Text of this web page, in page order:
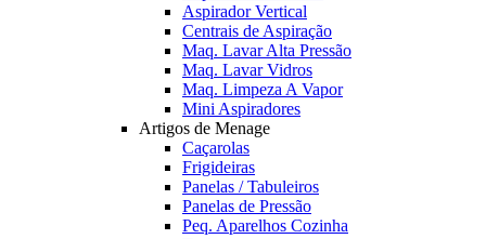
Aspirador Vertical
Centrais de Aspiração
Maq. Lavar Alta Pressão
Maq. Lavar Vidros
Maq. Limpeza A Vapor
Mini Aspiradores
Artigos de Menage
Caçarolas
Frigideiras
Panelas / Tabuleiros
Panelas de Pressão
Peq. Aparelhos Cozinha